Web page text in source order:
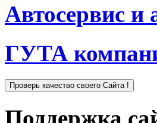
Автосервис и
ГУТА
Поддержка